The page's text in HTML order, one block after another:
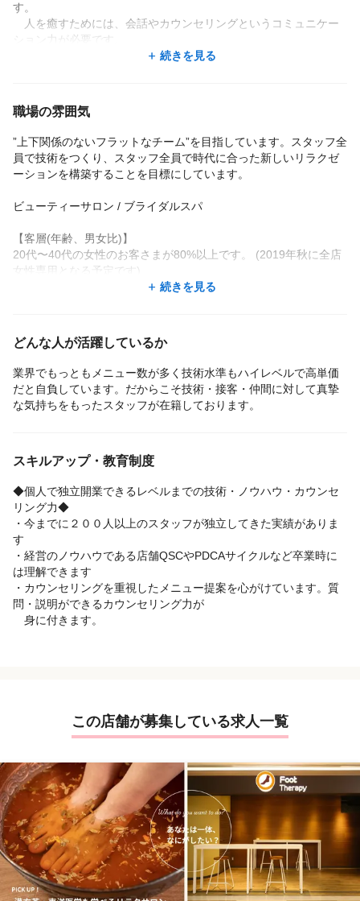
す。
人を癒すためには、会話やカウンセリングというコミュニケー
ション力が必要です。
それって難しいけどだからこそできると楽しい。
続きを見る
職場の雰囲気
”上下関係のないフラットなチーム”を目指しています。スタッフ全
員で技術をつくり、スタッフ全員で時代に合った新しいリラクゼ
ーションを構築することを目標にしています。
ビューティーサロン / ブライダルスパ
【客層(年齢、男女比)】
20代〜40代の女性のお客さまが80%以上です。 (2019年秋に全店
女性専用となる予定です)
多くの店舗が有名商業施設にあるため客層はとても良いです
定としております
男性のお客様へのオイルメニューの案内は一切しておりません
【スタッフ総数】約230人 (女性 80% / 男性 20%)
◎ 20代の女性を中心にスタッフを募集しております
続きを見る
どんな人が活躍しているか
業界でもっともメニュー数が多く技術水準もハイレベルで高単価
だと自負しています。だからこそ技術・接客・仲間に対して真摯
な気持ちをもったスタッフが在籍しております。
スキルアップ・教育制度
◆個人で独立開業できるレベルまでの技術・ノウハウ・カウンセ
リング力◆
・今までに２００人以上のスタッフが独立してきた実績がありま
す
・経営のノウハウである店舗QSCやPDCAサイクルなど卒業時に
は理解できます
・カウンセリングを重視したメニュー提案を心がけています。質
問・説明ができるカウンセリング力が
身に付きます。
この店舗が募集している求人一覧